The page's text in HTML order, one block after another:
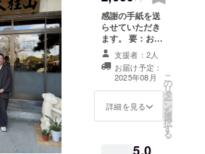
感謝の手紙を送
らせていただき
ます。 要：お名
前またはニック
ネーム（備考欄
にお名前かニッ
クネームの記載
をお願いいたし
ます）
支援者：2人
お届け予定：
2025年08月
詳細を見る
こ
の
リ
タ
ー
ン
を
選
択
す
る